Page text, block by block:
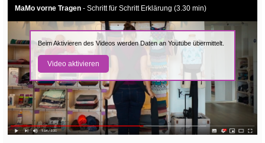
MaMo vorne Tragen - Schritt für Schritt Erklärung (3.30 min)
Beim Aktivieren des Videos werden Daten an Youtube übermittelt.
Video aktivieren